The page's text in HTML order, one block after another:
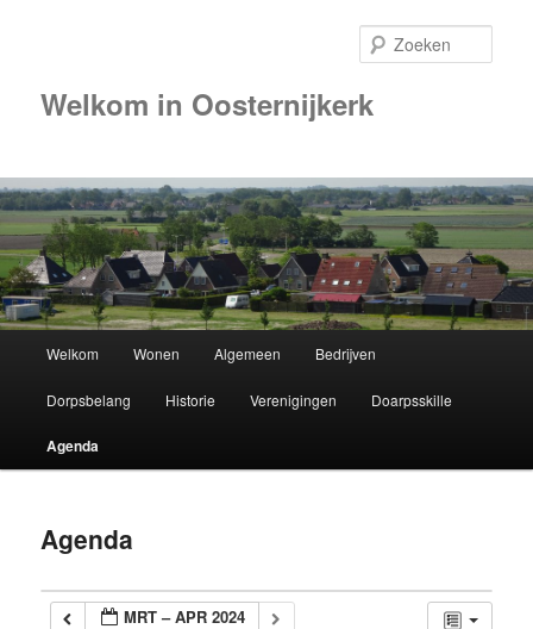
Welkom in Oosternijkerk
Spring
naar
de
inhoud
Welkom Wonen Algemeen Bedrijven
Dorpsbelang Historie Verenigingen Doarpsskille
Agenda
Agenda
MRT – APR 2024